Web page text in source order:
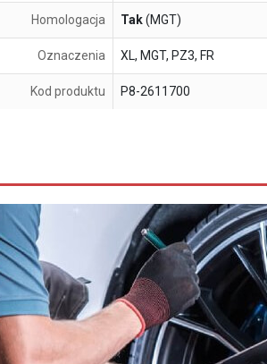
Homologacja Tak(MGT)
Oznaczenia XL, MGT, PZ3, FR
Kod produktu P8-2611700